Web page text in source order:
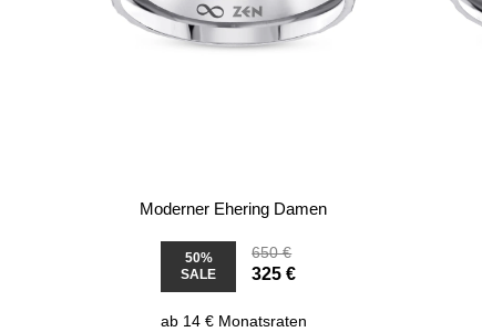
Moderner Ehering Damen
50%
SALE
650 €
325 €
ab 14 € Monatsraten